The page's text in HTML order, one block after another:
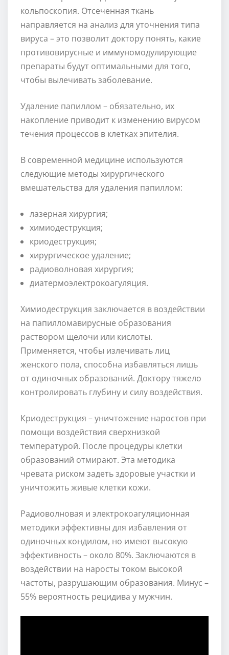
кольпоскопия. Отсеченная ткань
направляется на анализ для уточнения типа
вируса – это позволит доктору понять, какие
противовирусные и иммуномодулирующие
препараты будут оптимальными для того,
чтобы вылечивать заболевание.
Удаление папиллом – обязательно, их
накопление приводит к изменению вирусом
течения процессов в клетках эпителия.
В современной медицине используются
следующие методы хирургического
вмешательства для удаления папиллом:
лазерная хирургия;
химиодеструкция;
криодеструкция;
хирургическое удаление;
радиоволновая хирургия;
диатермоэлектрокоагуляция.
Химиодеструкция заключается в воздействии
на папилломавирусные образования
раствором щелочи или кислоты.
Применяется, чтобы излечивать лиц
женского пола, способна избавляться лишь
от одиночных образований. Доктору тяжело
контролировать глубину и силу воздействия.
Криодеструкция – уничтожение наростов при
помощи воздействия сверхнизкой
температурой. После процедуры клетки
образований отмирают. Эта методика
чревата риском задеть здоровые участки и
уничтожить живые клетки кожи.
Радиоволновая и электрокоагуляционная
методики эффективны для избавления от
одиночных кондилом, но имеют высокую
эффективность – около 80%. Заключаются в
воздействии на наросты током высокой
частоты, разрушающим образования. Минус –
55% вероятность рецидива у мужчин.